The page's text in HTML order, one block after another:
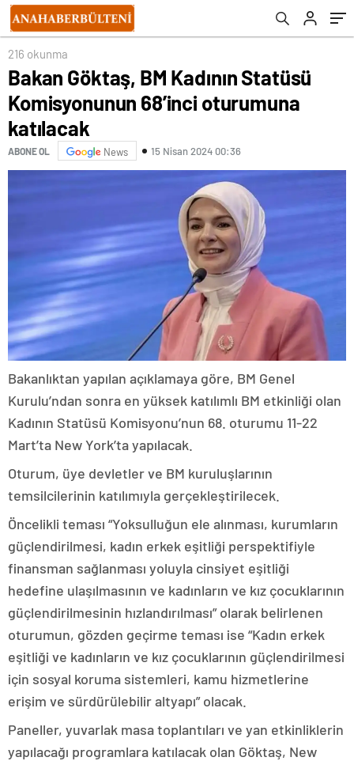
216 okunma
Bakan Göktaş, BM Kadının Statüsü
Komisyonunun 68’inci oturumuna
katılacak
ABONE OL News 15 Nisan 2024 00:36
Bakanlıktan yapılan açıklamaya göre, BM Genel
Kurulu’ndan sonra en yüksek katılımlı BM etkinliği olan
Kadının Statüsü Komisyonu’nun 68. oturumu 11-22
Mart’ta New York’ta yapılacak.
Oturum, üye devletler ve BM kuruluşlarının
temsilcilerinin katılımıyla gerçekleştirilecek.
Öncelikli teması “Yoksulluğun ele alınması, kurumların
güçlendirilmesi, kadın erkek eşitliği perspektifiyle
finansman sağlanması yoluyla cinsiyet eşitliği
hedefine ulaşılmasının ve kadınların ve kız çocuklarının
güçlendirilmesinin hızlandırılması” olarak belirlenen
oturumun, gözden geçirme teması ise “Kadın erkek
eşitliği ve kadınların ve kız çocuklarının güçlendirilmesi
için sosyal koruma sistemleri, kamu hizmetlerine
erişim ve sürdürülebilir altyapı” olacak.
Paneller, yuvarlak masa toplantıları ve yan etkinliklerin
yapılacağı programlara katılacak olan Göktaş, New